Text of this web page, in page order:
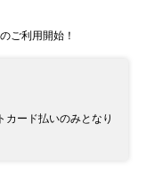
ご利用開始！
ード払いのみとなり